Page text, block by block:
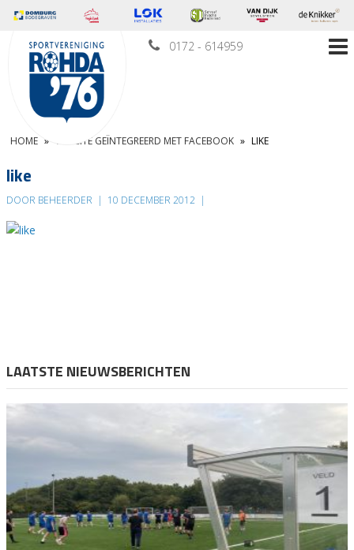
0172 - 614959
HOME » WEBSITE GEÏNTEGREERD MET FACEBOOK » LIKE
like
DOOR BEHEERDER | 10 DECEMBER 2012 |
LAATSTE NIEUWSBERICHTEN